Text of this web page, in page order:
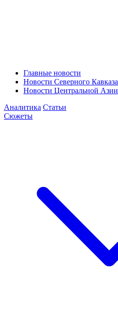
Главные новости
Новости Северного Кавказа
Новости Центральной Азии
Аналитика Статьи
Сюжеты